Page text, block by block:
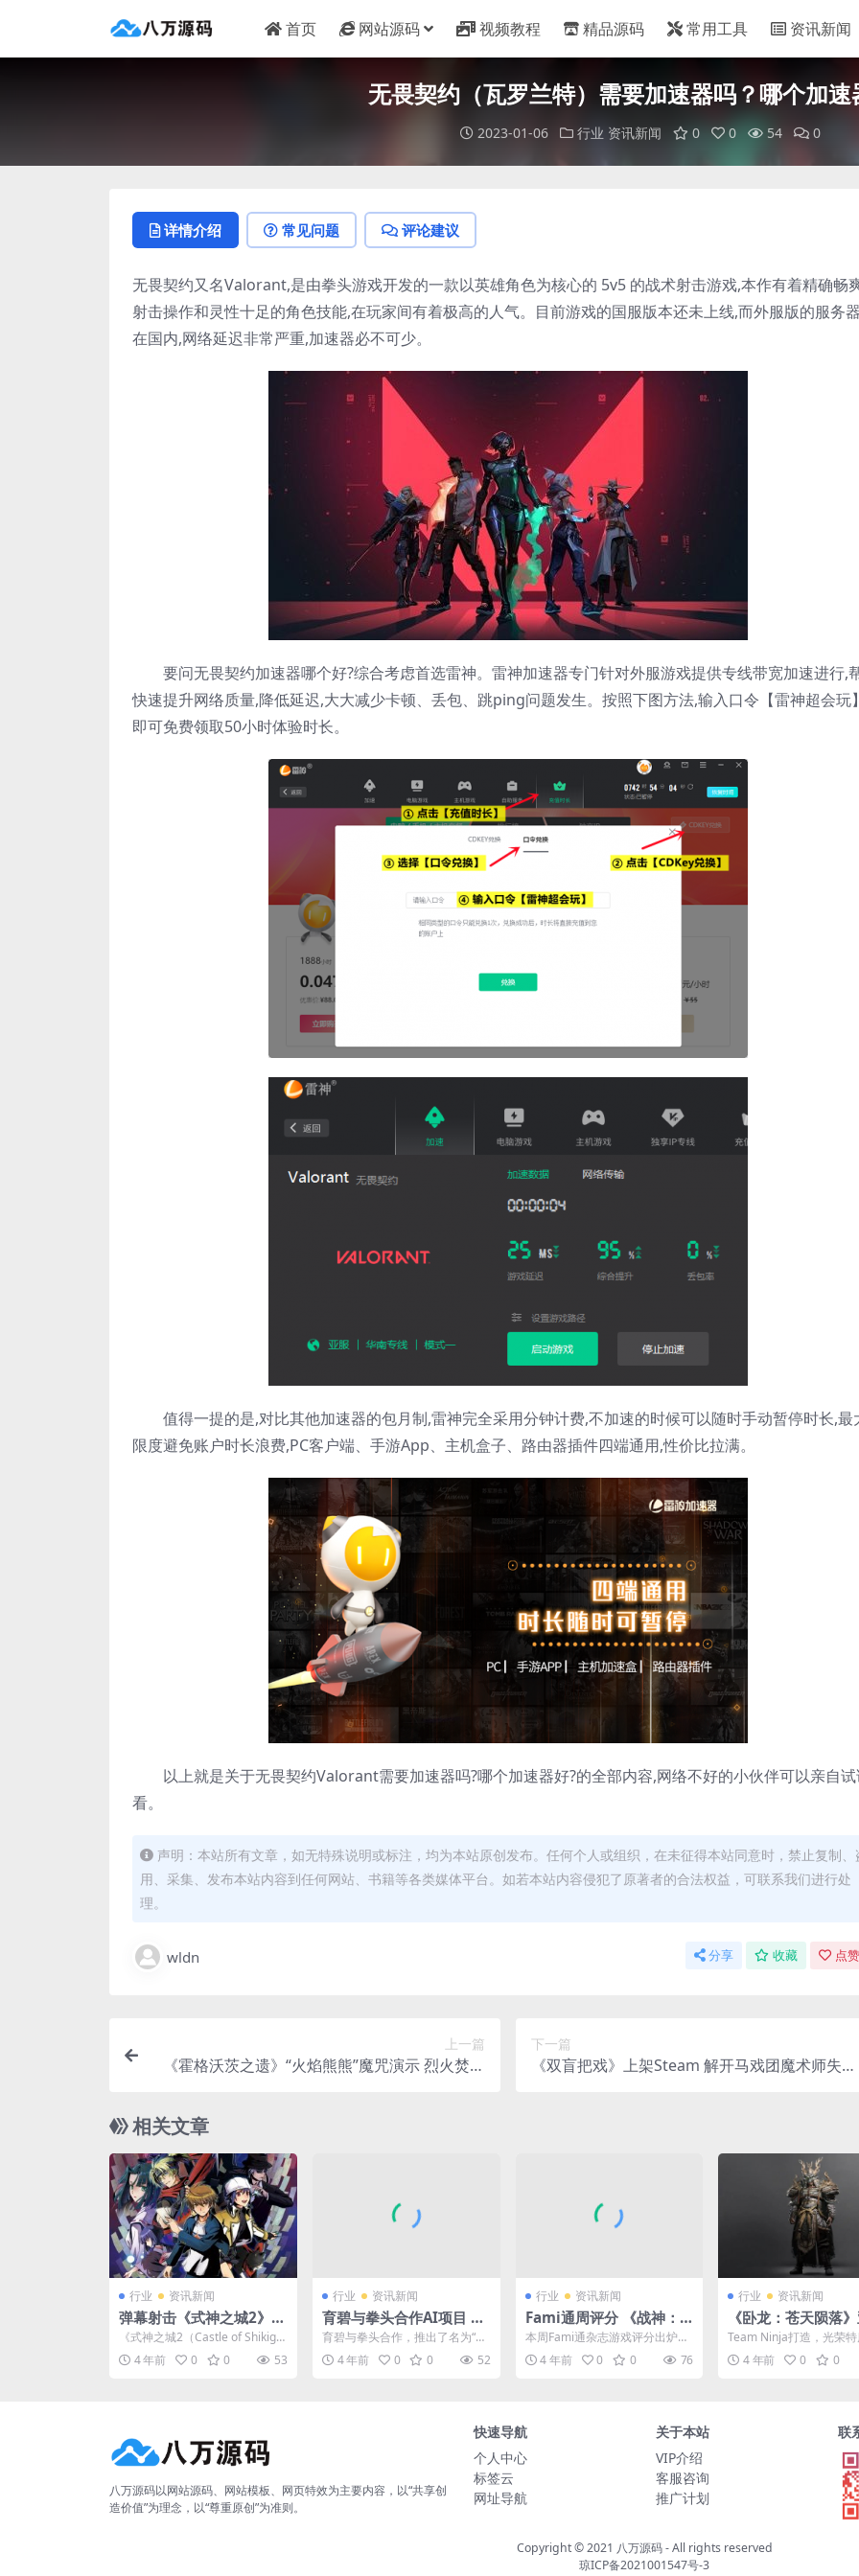
首页 网站源码 视频教程 精品源码 常用工具 资讯新闻
无畏契约（瓦罗兰特）需要加速器吗？哪个加速
2023-01-06 行业 资讯新闻 0 0 54 0
详情介绍 常见问题 评论建议
无畏契约又名Valorant,是由拳头游戏开发的一款以英雄角色为核心的 5v5 的战术射击游戏,本作有着精确畅
射击操作和灵性十足的角色技能,在玩家间有着极高的人气。目前游戏的国服版本还未上线,而外服版的服务
在国内,网络延迟非常严重,加速器必不可少。
要问无畏契约加速器哪个好?综合考虑首选雷神。雷神加速器专门针对外服游戏提供专线带宽加速进行,
快速提升网络质量,降低延迟,大大减少卡顿、丢包、跳ping问题发生。按照下图方法,输入口令【雷神超会玩
即可免费领取50小时体验时长。
值得一提的是,对比其他加速器的包月制,雷神完全采用分钟计费,不加速的时候可以随时手动暂停时长,最
限度避免账户时长浪费,PC客户端、手游App、主机盒子、路由器插件四端通用,性价比拉满。
以上就是关于无畏契约Valorant需要加速器吗?哪个加速器好?的全部内容,网络不好的小伙伴可以亲自
看。
声明：本站所有文章，如无特殊说明或标注，均为本站原创发布。任何个人或组织，在未征得本站同意时，禁止复制、
用、采集、发布本站内容到任何网站、书籍等各类媒体平台。如若本站内容侵犯了原著者的合法权益，可联系我们进行处
理。
wldn 分享 收藏 点
上一篇
《霍格沃茨之遗》“火焰熊熊”魔咒演示 烈火焚烧
下一篇
《双盲把戏》上架Steam 解开马戏团魔术师失踪
相关文章
行业 资讯新闻
弹幕射击《式神之城2》将
登陆NS 2023年4月13日
发售
《式神之城2（Castle of Shikiga
mi 2）》是科乐美旗下的弹幕
射...4 年前 0 0 53
行业 资讯新闻
育碧与拳头合作AI项目 致
力于解决多人游戏中有害
内容
育碧与拳头合作，推出了名为“零
危害通信（Zero Harm in Comm
s）”...4 年前 0 0 52
行业 资讯新闻
Fami通周评分 《战神：
诸神黄昏》36分步入白金
殿堂
本周Fami通杂志游戏评分出炉，
本次测评了7款游戏，其中有两款
步入白金殿堂，分别...
4 年前 0 0 76
行业 资讯新闻
《卧龙：苍天陨落
限定典藏版公布 含
集
Team Ninja打造，光荣
行的《卧龙：苍天陨落》
版本已经开启了...
4 年前 0 0
八万源码以网站源码、网站模板、网页特效为主要内容，以“共享创
造价值”为理念，以“尊重原创”为准则。
快速导航
个人中心
标签云
网址导航
关于本站
VIP介绍
客服咨询
推广计划
联
Copyright © 2021 八万源码- All rights reserved
琼ICP备2021001547号-3